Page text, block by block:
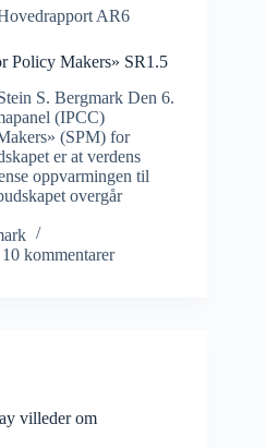
AR6
Policy Makers» SR1.5
S. Bergmark Den 6.
(IPCC)
(SPM) for
er at verdens
oppvarmingen til
overgår
10 kommentarer
villeder om